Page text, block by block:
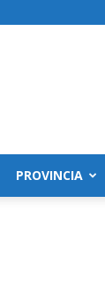
PROVINCIA